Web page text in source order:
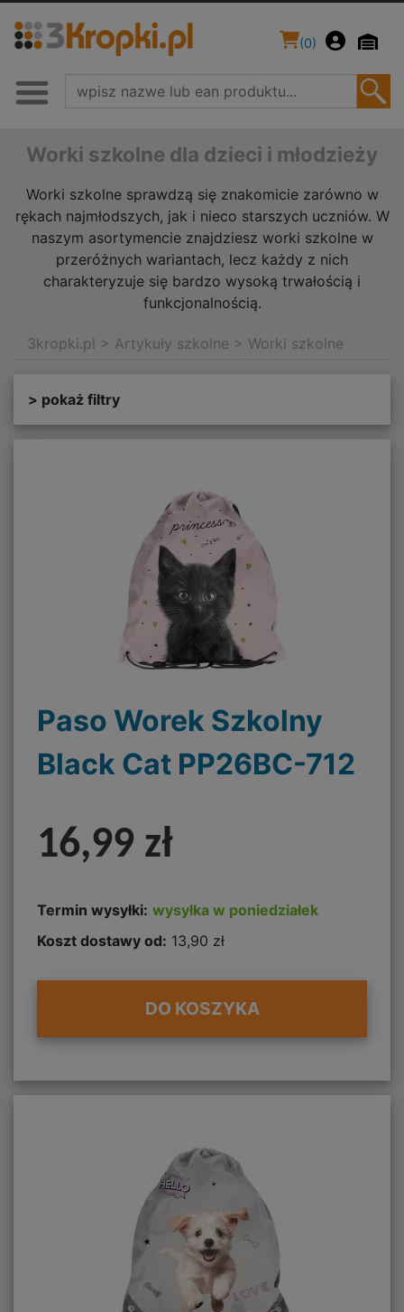
(0)
Worki szkolne dla dzieci i młodzieży
Worki szkolne sprawdzą się znakomicie zarówno w
rękach najmłodszych, jak i nieco starszych uczniów. W
naszym asortymencie znajdziesz worki szkolne w
przeróżnych wariantach, lecz każdy z nich
charakteryzuje się bardzo wysoką trwałością i
funkcjonalnością.
3kropki.pl > Artykuły szkolne > Worki szkolne
> pokaż filtry
Paso Worek Szkolny
Black Cat PP26BC-712
16,99 zł
Termin wysyłki: wysyłka w poniedziałek
Koszt dostawy od: 13,90 zł
DO KOSZYKA